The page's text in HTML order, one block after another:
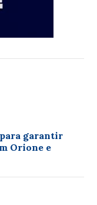
garantir
Orione e